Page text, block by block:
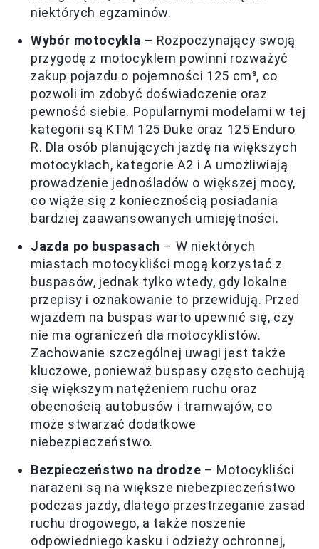
niektórych egzaminów.
Wybór motocykla – Rozpoczynający swoją
przygodę z motocyklem powinni rozważyć
zakup pojazdu o pojemności 125 cm³, co
pozwoli im zdobyć doświadczenie oraz
pewność siebie. Popularnymi modelami w tej
kategorii są KTM 125 Duke oraz 125 Enduro
R. Dla osób planujących jazdę na większych
motocyklach, kategorie A2 i A umożliwiają
prowadzenie jednośladów o większej mocy,
co wiąże się z koniecznością posiadania
bardziej zaawansowanych umiejętności.
Jazda po buspasach – W niektórych
miastach motocykliści mogą korzystać z
buspasów, jednak tylko wtedy, gdy lokalne
przepisy i oznakowanie to przewidują. Przed
wjazdem na buspas warto upewnić się, czy
nie ma ograniczeń dla motocyklistów.
Zachowanie szczególnej uwagi jest także
kluczowe, ponieważ buspasy często cechują
się większym natężeniem ruchu oraz
obecnością autobusów i tramwajów, co
może stwarzać dodatkowe
niebezpieczeństwo.
Bezpieczeństwo na drodze – Motocykliści
narażeni są na większe niebezpieczeństwo
podczas jazdy, dlatego przestrzeganie zasad
ruchu drogowego, a także noszenie
odpowiedniego kasku i odzieży ochronnej,